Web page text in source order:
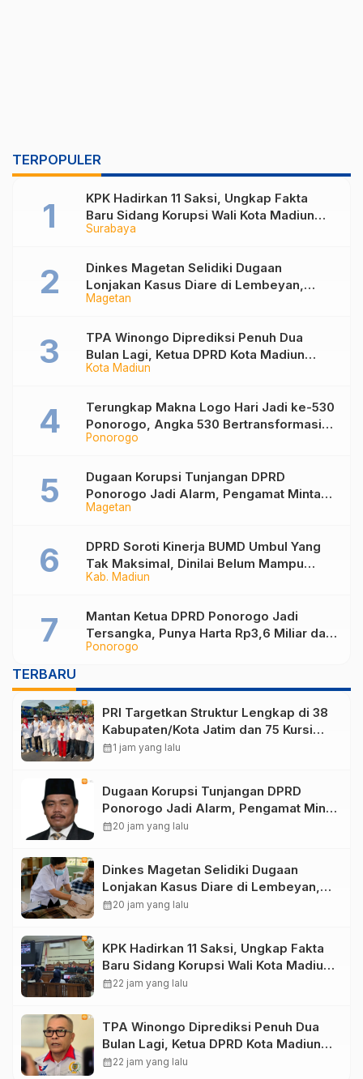
TERPOPULER
Surabaya
KPK Hadirkan 11 Saksi, Ungkap Fakta
Baru Sidang Korupsi Wali Kota Madiun
Nonaktif Maidi
Magetan
Dinkes Magetan Selidiki Dugaan
Lonjakan Kasus Diare di Lembeyan,
Lakukan Penyelidikan Epidemiologi
Kota Madiun
TPA Winongo Diprediksi Penuh Dua
Bulan Lagi, Ketua DPRD Kota Madiun
Desak Pemkot Percepat Penanganan
Ponorogo
Terungkap Makna Logo Hari Jadi ke-530
Ponorogo, Angka 530 Bertransformasi
Jadi Sekar Kinanthi
Magetan
Dugaan Korupsi Tunjangan DPRD
Ponorogo Jadi Alarm, Pengamat Minta
Magetan Perkuat Tata Kelola
Kab. Madiun
DPRD Soroti Kinerja BUMD Umbul Yang
Tak Maksimal, Dinilai Belum Mampu
Hasilkan PAD
Ponorogo
Mantan Ketua DPRD Ponorogo Jadi
Tersangka, Punya Harta Rp3,6 Miliar dan
Utang Rp1,4 Miliar
TERBARU
PRI Targetkan Struktur Lengkap di 38
Kabupaten/Kota Jatim dan 75 Kursi
DPR RI pada Pemilu 2029
calendar_month1 jam yang lalu
Dugaan Korupsi Tunjangan DPRD
Ponorogo Jadi Alarm, Pengamat Minta
Magetan Perkuat Tata Kelola
calendar_month20 jam yang lalu
Dinkes Magetan Selidiki Dugaan
Lonjakan Kasus Diare di Lembeyan,
Lakukan Penyelidikan Epidemiologi
calendar_month20 jam yang lalu
KPK Hadirkan 11 Saksi, Ungkap Fakta
Baru Sidang Korupsi Wali Kota Madiun
Nonaktif Maidi
calendar_month22 jam yang lalu
TPA Winongo Diprediksi Penuh Dua
Bulan Lagi, Ketua DPRD Kota Madiun
Desak Pemkot Percepat Penanganan
calendar_month22 jam yang lalu